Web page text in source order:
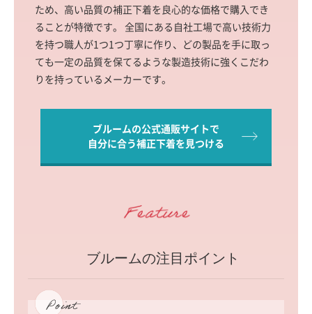
ため、高い品質の補正下着を良心的な価格で購入でき
ることが特徴です。 全国にある自社工場で高い技術力
を持つ職人が1つ1つ丁寧に作り、どの製品を手に取っ
ても一定の品質を保てるような製造技術に強くこだわ
りを持っているメーカーです。
ブルームの公式通販サイトで
自分に合う補正下着を見つける
ブルームの注目ポイント